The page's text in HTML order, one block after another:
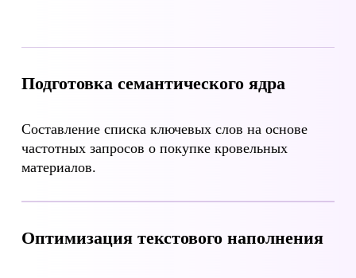
Подготовка семантического ядра
Составление списка ключевых слов на основе
частотных запросов о покупке кровельных
материалов.
Оптимизация текстового наполнения